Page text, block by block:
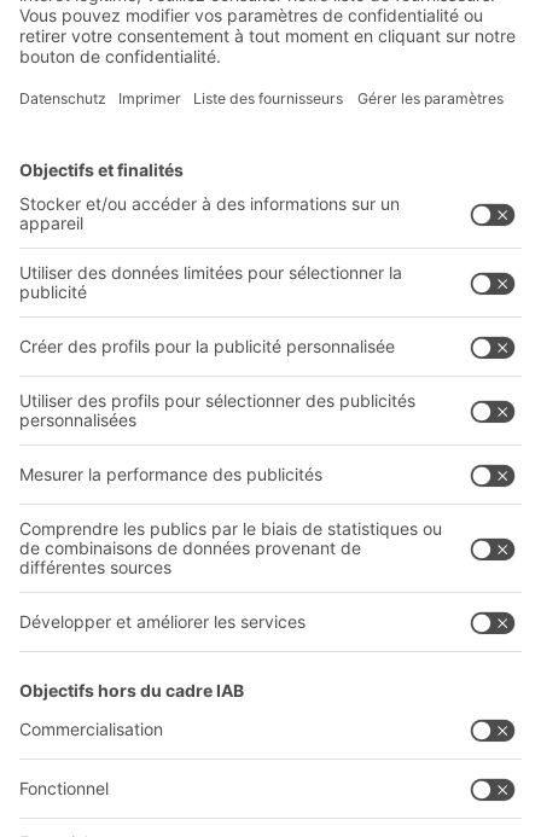
S'inscrire à la newsletter
Solutions intralogistiques
Bacs en matière plastique
Systèmes de rayonnages
Systèmes de transport interne
Formulaire de contact
Entreprise
Qui sommes-nous ?
Sites internationaux
Sites de production
Carrières
Follow us
ABIT O
YOUR LIFE.
+41 41 790 20 64